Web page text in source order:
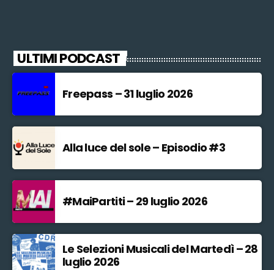
ULTIMI PODCAST
Freepass – 31 luglio 2026
Alla luce del sole – Episodio #3
#MaiPartiti – 29 luglio 2026
Le Selezioni Musicali del Martedì – 28
luglio 2026